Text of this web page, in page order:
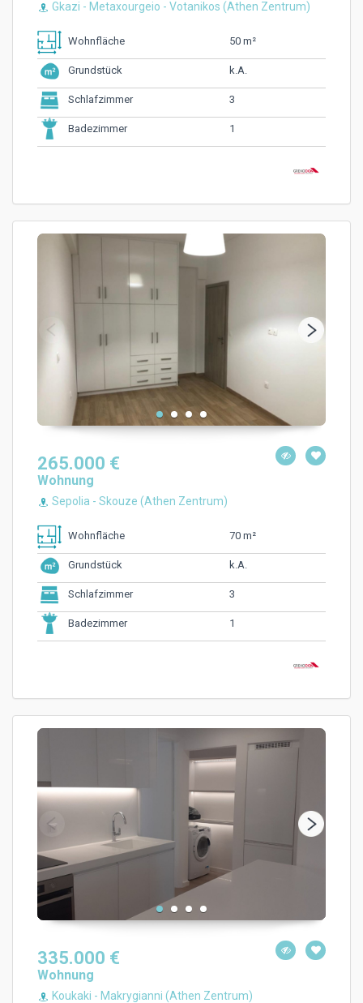
Gkazi - Metaxourgeio - Votanikos (Athen Zentrum)
Wohnfläche 50 m²
Grundstück k.A.
Schlafzimmer 3
Badezimmer 1
265.000 €
Wohnung
Sepolia - Skouze (Athen Zentrum)
Wohnfläche 70 m²
Grundstück k.A.
Schlafzimmer 3
Badezimmer 1
335.000 €
Wohnung
Koukaki - Makrygianni (Athen Zentrum)